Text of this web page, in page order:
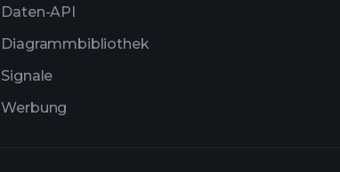
Daten-API
Diagrammbibliothek
Signale
Werbung